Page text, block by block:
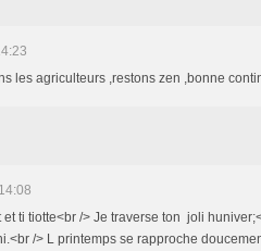
les agriculteurs ,restons zen ,bonne
ti tiotte<br /> Je traverse ton joli
/> L printemps se rapproche